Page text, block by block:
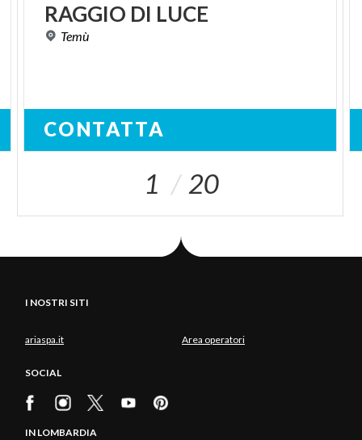
RAGGIO DI LUCE
Temù
CONTATTA
1 20
I NOSTRI SITI
ariaspa.it Area operatori
SOCIAL
IN LOMBARDIA